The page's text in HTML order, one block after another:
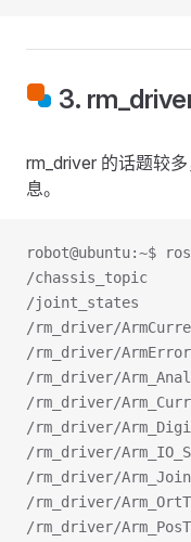
3.
rm_driver 的话题较
息。
robot@ubuntu:~$
/chassis_topic
/joint_states
/rm_driver/
/rm_driver/ArmError
/rm_driver/
/rm_driver/
/rm_driver/
/rm_driver/
/rm_driver/
/rm_driver/
/rm_driver/